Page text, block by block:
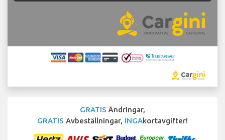
GRATIS Ändringar,
GRATIS Avbeställningar, INGAkortavgifter!